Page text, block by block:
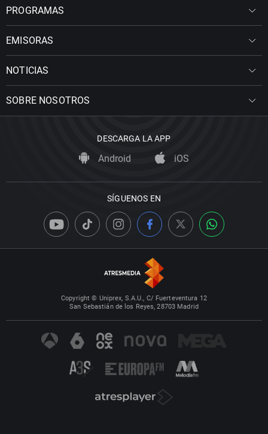
PROGRAMAS
EMISORAS
NOTICIAS
SOBRE NOSOTROS
DESCARGA LA APP
Android iOS
SÍGUENOS EN
Copyright © Uniprex, S.A.U., C/ Fuerteventura 12
San Sebastián de los Reyes, 28703 Madrid